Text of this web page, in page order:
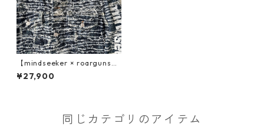
【mindseeker × roarguns】
プリントキルティングデニム
ジャケット ブルー L 古着 メン
¥27,900
同じカテゴリのアイテム